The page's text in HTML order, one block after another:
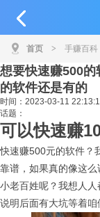
首页 > 手赚百科
快速赚100块钱的软件还
想要快速赚500
的软件还是有的
时间： 2023-03-11
话题：
可以快速赚
快速赚500元的软件？
靠谱，如果真的像这
小老百姓呢？我想人人
说明后面有大坑等着咱